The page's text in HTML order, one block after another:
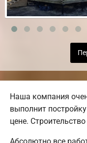
Наша компания
выполнит
цене.